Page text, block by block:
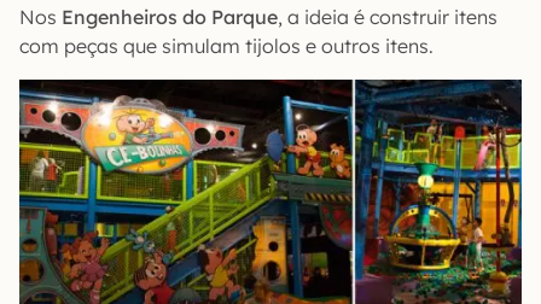
Nos Engenheiros do Parque, a ideia é construir itens
com peças que simulam tijolos e outros itens.